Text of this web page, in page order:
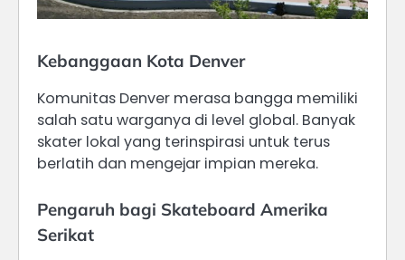
Kebanggaan Kota Denver
Komunitas Denver merasa bangga memiliki
salah satu warganya di level global. Banyak
skater lokal yang terinspirasi untuk terus
berlatih dan mengejar impian mereka.
Pengaruh bagi Skateboard Amerika
Serikat